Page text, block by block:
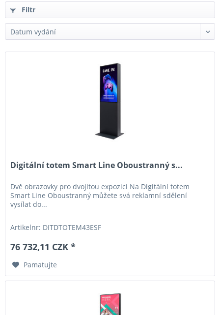
Filtr
Digitální totem Smart Line Oboustranný s...
Dvě obrazovky pro dvojitou expozici Na Digitální totem
Smart Line Oboustranný můžete svá reklamní sdělení
vysílat do...
Artikelnr: DITDTOTEM43ESF
76 732,11 CZK *
Pamatujte